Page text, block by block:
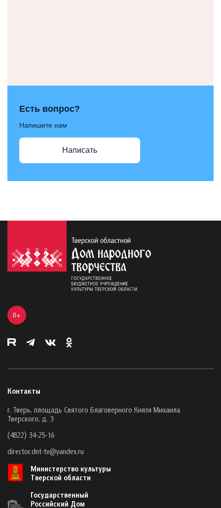
Есть вопрос?
Напишите нам
Написать
0+
Контакты
г. Тверь, площадь Святого Благоверного Князя Михаила
Тверского, д. 3
(4822) 34-25-16
director.dnt-tv@yandex.ru
Министерство культуры
Тверской области
Государственный
Российский Дом